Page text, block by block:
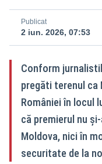
Publicat
2 iun. 2026, 07:53
Conform
pregăti terenul ca
României în locul
că premierul nu
Moldova, nici în
securitate de la